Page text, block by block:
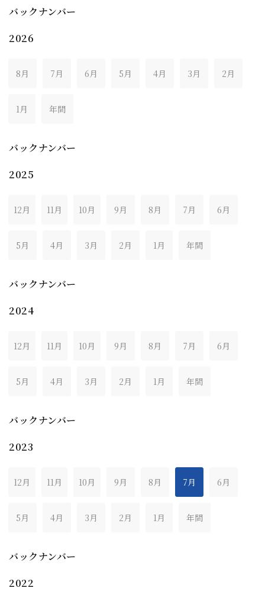
バックナンバー
2026
8月 7月 6月 5月 4月 3月 2月
1月 年間
バックナンバー
2025
12月 11月 10月 9月 8月 7月 6月
5月 4月 3月 2月 1月 年間
バックナンバー
2024
12月 11月 10月 9月 8月 7月 6月
5月 4月 3月 2月 1月 年間
バックナンバー
2023
12月 11月 10月 9月 8月 7月 6月
5月 4月 3月 2月 1月 年間
バックナンバー
2022